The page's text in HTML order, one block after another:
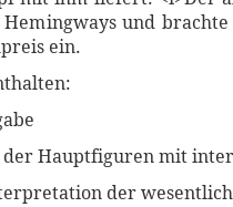
und
ein.
der Hauptfiguren mit
der